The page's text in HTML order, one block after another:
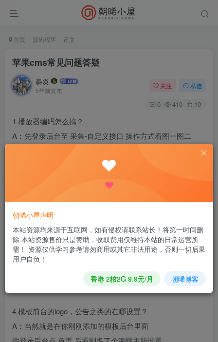
首页 源码程序 正文
苹果cms常见问题答疑
淼炎
5年前发布
关注 私信
0 410 10
1.播放器编码怎么搞？
A：先登录后台至 采集-自定义接口 操作方式看图一图二
2.有了播放器编码怎么添加？
A：在后台的 视频-播放器 点开有个添加的按钮
完成之后清理缓存采集资源就行了
3.模板后台怎么设置？
A：我这里举个栗子 海螺模板的后台设置呢是
海螺主题设置,/admin.php/admin/conch/theme
把这个复制之后登录后台点 首页-自定义菜单配置 粘贴到那
里就行了 【添加后请清理缓存】
4.模板前台的logo，公告之类的在哪设置？
A：当然就是在你刚刚添加的模板后台里面
朝晞小屋声明
本站资源均来源于互联网，如有侵权请联系站长！将第一时间删
除 本站资源售价只是赞助，收取费用仅维持本站的日常运营所
需！ 资源仅供学习参考请勿商用或其它非法用途，否则一切后果
用户自负！
香港 2核2G 9.9元/月 朝晞博客